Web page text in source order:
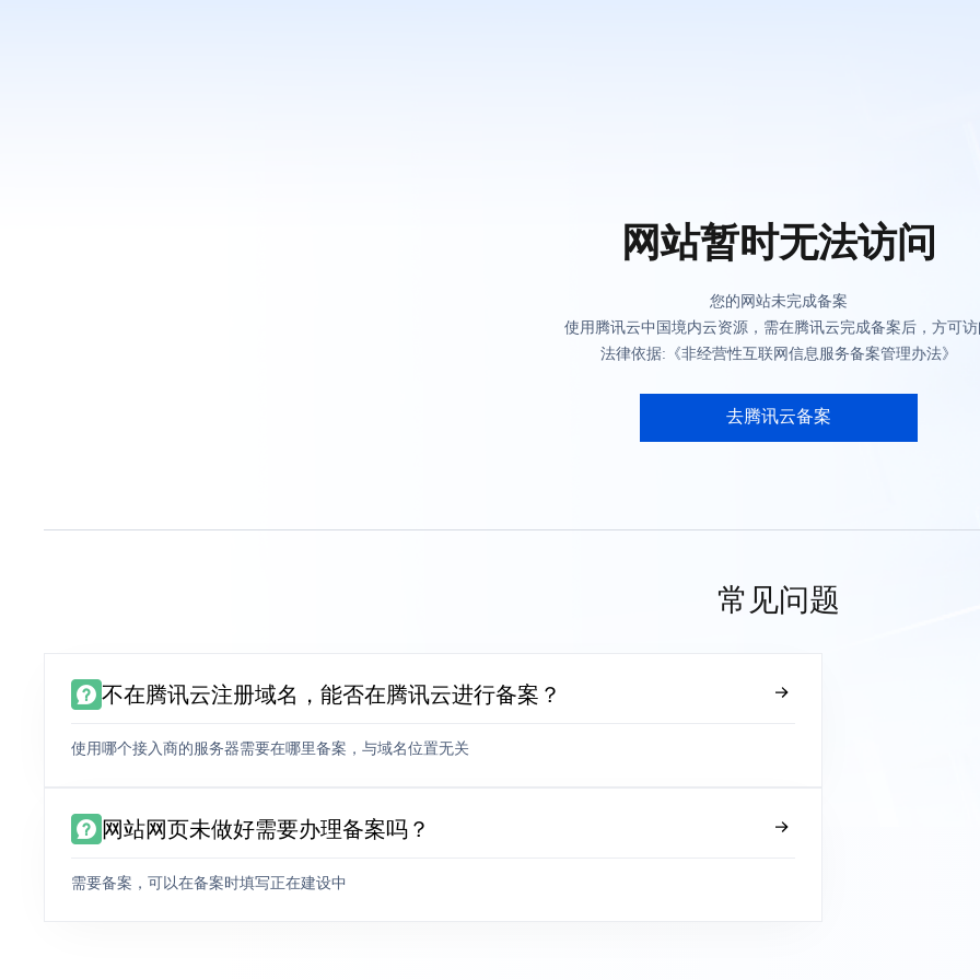
网站暂时无法访问
您的网站未完成备案
使用腾讯云中国境内云资源，需在腾讯云完成备案后，方可
法律依据:《非经营性互联网信息服务备案管理办法》
去腾讯云备案
常见问题
不在腾讯云注册域名，能否在腾讯云进行备案？
使用哪个接入商的服务器需要在哪里备案，与域名位置无关
网站网页未做好需要办理备案吗？
需要备案，可以在备案时填写正在建设中